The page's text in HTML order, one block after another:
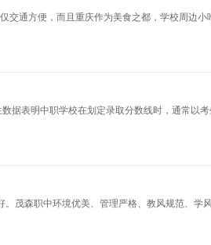
交通方便，而且重庆作为美食之都，学校周边
据表明中职学校在划定录取分数线时，通常以
茂森职中环境优美、管理严格、教风规范、学